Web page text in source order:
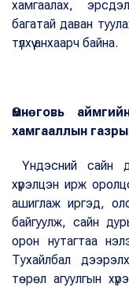
хамгаалах,
багатай даван
түлхүү анхаарч байна.
Өмнөговь
хамгааллын
Үндэсний сайн
хүрэлцэн ирж
ашиглаж иргэд,
байгуулж, сайн
орон нутагтаа
Тухайлбал
төрөл агуулгын